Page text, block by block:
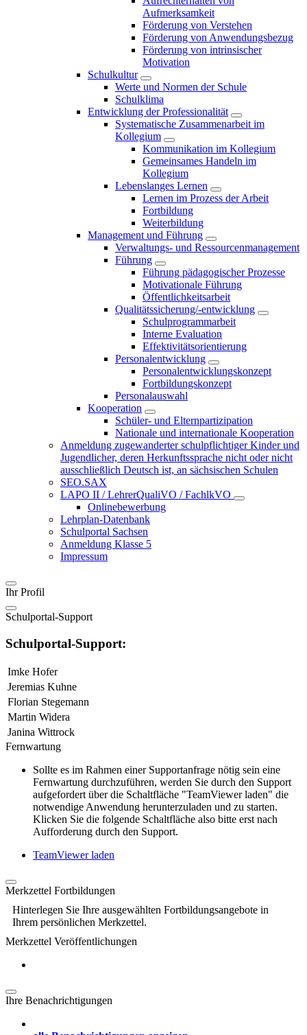
Aufmerksamkeit
Förderung von Verstehen
Förderung von Anwendungsbezug
Förderung von intrinsischer
Motivation
Schulkultur
Werte und Normen der Schule
Schulklima
Entwicklung der Professionalität
Systematische Zusammenarbeit im
Kollegium
Kommunikation im Kollegium
Gemeinsames Handeln im
Kollegium
Lebenslanges Lernen
Lernen im Prozess der Arbeit
Fortbildung
Weiterbildung
Management und Führung
Verwaltungs- und Ressourcenmanagement
Führung
Führung pädagogischer Prozesse
Motivationale Führung
Öffentlichkeitsarbeit
Qualitätssicherung/-entwicklung
Schulprogrammarbeit
Interne Evaluation
Effektivitätsorientierung
Personalentwicklung
Personalentwicklungskonzept
Fortbildungskonzept
Personalauswahl
Kooperation
Schüler- und Elternpartizipation
Nationale und internationale Kooperation
Anmeldung zugewanderter schulpflichtiger Kinder und
Jugendlicher, deren Herkunftssprache nicht oder nicht
ausschließlich Deutsch ist, an sächsischen Schulen
SEO.SAX
LAPO II / LehrerQualiVO / FachlkVO
Onlinebewerbung
Lehrplan-Datenbank
Schulportal Sachsen
Anmeldung Klasse 5
Impressum
Ihr Profil
Schulportal-Support
Schulportal-Support:
Imke Hofer
Jeremias Kuhne
Florian Stegemann
Martin Widera
Janina Wittrock
Fernwartung
Sollte es im Rahmen einer Supportanfrage nötig sein eine
Fernwartung durchzuführen, werden Sie durch den Support
aufgefordert über die Schaltfläche "TeamViewer laden" die
notwendige Anwendung herunterzuladen und zu starten.
Klicken Sie die folgende Schaltfläche also bitte erst nach
Aufforderung durch den Support.
TeamViewer laden
Merkzettel Fortbildungen
Hinterlegen Sie Ihre ausgewählten Fortbildungsangebote in
Ihrem persönlichen Merkzettel.
Merkzettel Veröffentlichungen
Ihre Benachrichtigungen